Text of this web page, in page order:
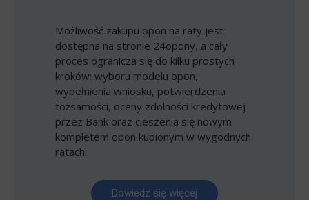
Możliwość zakupu opon na raty jest
dostępna na stronie 24opony, a cały
proces ogranicza się do kilku prostych
kroków: wyboru modelu opon,
wypełnienia wniosku, potwierdzenia
tożsamości, oceny zdolności kredytowej
przez Bank oraz cieszenia się nowym
kompletem opon kupionym w wygodnych
ratach.
Dowiedz się więcej